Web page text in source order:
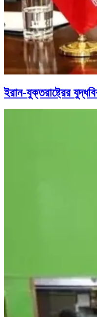
ইরান-যুক্তরাষ্ট্রের